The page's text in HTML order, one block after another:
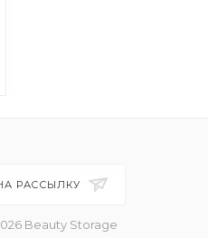
РАССЫЛКУ
Beauty Storage